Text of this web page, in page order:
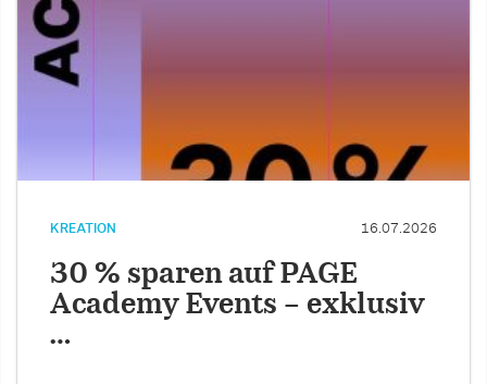
KREATION 16.07.2026
30 % sparen auf PAGE
Academy Events – exklusiv
…